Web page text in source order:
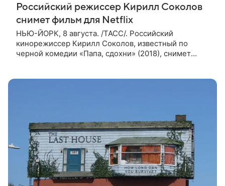
Российский режиссер Кирилл Соколов
снимет фильм для Netflix
НЬЮ-ЙОРК, 8 августа. /ТАСС/. Российский
кинорежиссер Кирилл Соколов, известный по
черной комедии «Папа, сдохни» (2018), снимет